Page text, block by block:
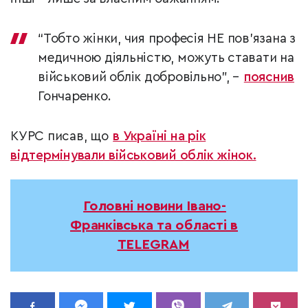
“Тобто жінки, чия професія НЕ пов’язана з
медичною діяльністю, можуть ставати на
військовий облік добровільно”, – пояснив
Гончаренко.
КУРС писав, що в Україні на рік
відтермінували військовий облік жінок.
Головні новини Івано-
Франківська та області в
TELEGRAM